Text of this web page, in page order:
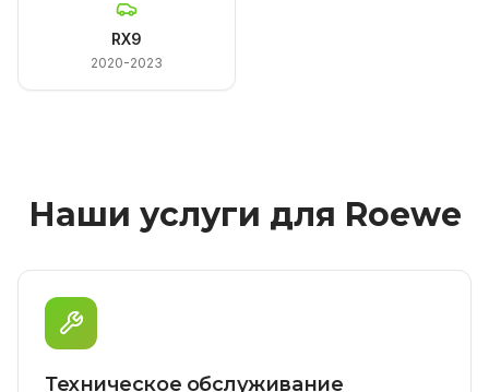
RX9
2020-2023
Наши услуги для Roewe
Техническое обслуживание